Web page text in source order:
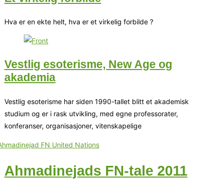
Hva er en ekte helt, hva er et virkelig forbilde ?
Vestlig esoterisme, New Age og
akademia
Vestlig esoterisme har siden 1990-tallet blitt et akademisk
studium og er i rask utvikling, med egne professorater,
konferanser, organisasjoner, vitenskapelige
Ahmadinejads FN-tale 2011